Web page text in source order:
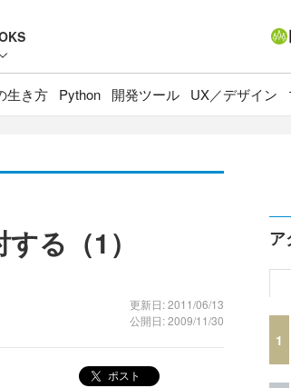
生き方 Python 開発ツール UX／デザイン
る（1）
更新日: 2011/06/13
公開日: 2009/11/30
ポスト
ア
1